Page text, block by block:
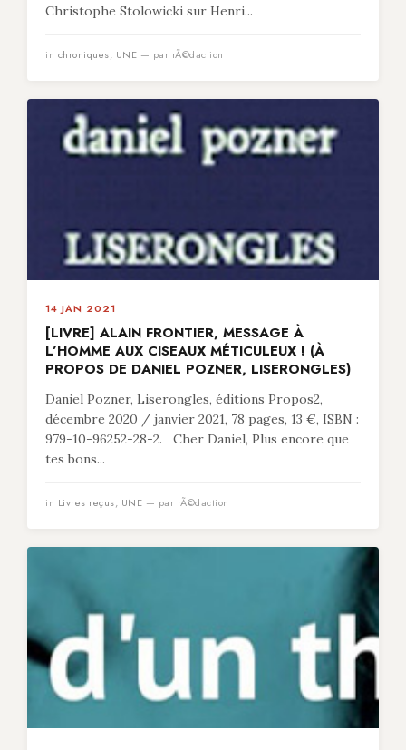
Christophe Stolowicki sur Henri...
in chroniques, UNE — par rÃ©daction
14 JAN 2021
[LIVRE] ALAIN FRONTIER, MESSAGE À
L’HOMME AUX CISEAUX MÉTICULEUX ! (À
PROPOS DE DANIEL POZNER, LISERONGLES)
Daniel Pozner, Liserongles, éditions Propos2,
décembre 2020 / janvier 2021, 78 pages, 13 €, ISBN :
979-10-96252-28-2. Cher Daniel, Plus encore que
tes bons...
in Livres reçus, UNE — par rÃ©daction